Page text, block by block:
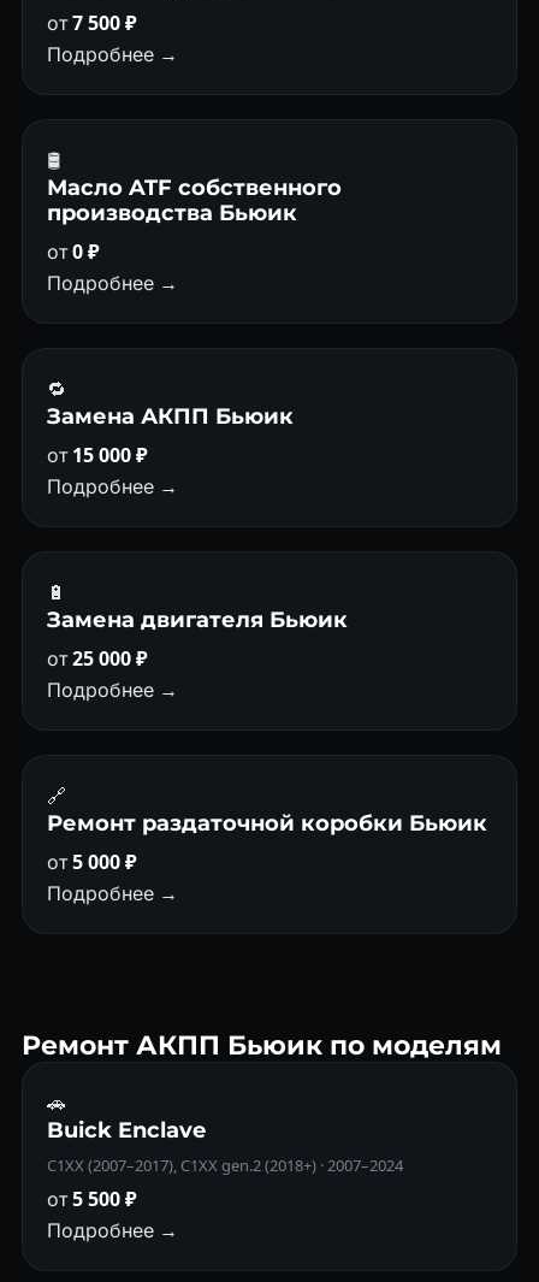
от7 500 ₽
Подробнее →
🛢
Масло ATF собственного
производства Бьюик
от0 ₽
Подробнее →
🔁
Замена АКПП Бьюик
от15 000 ₽
Подробнее →
🔋
Замена двигателя Бьюик
от25 000 ₽
Подробнее →
🔗
Ремонт раздаточной коробки Бьюик
от5 000 ₽
Подробнее →
Ремонт АКПП Бьюик по моделям
🚗
Buick Enclave
C1XX (2007–2017), C1XX gen.2 (2018+) · 2007–2024
от5 500 ₽
Подробнее →